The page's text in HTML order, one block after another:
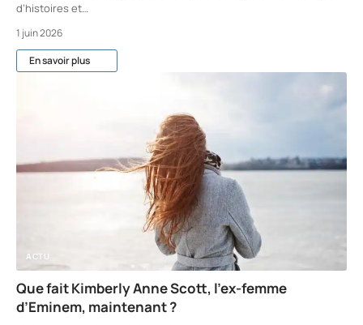
d’histoires et…
1 juin 2026
En savoir plus
ACTU
Que fait Kimberly Anne Scott, l’ex-femme
d’Eminem, maintenant ?